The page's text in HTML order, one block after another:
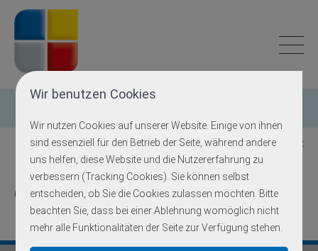
Wir benutzen Cookies
Wir nutzen Cookies auf unserer Website. Einige von ihnen
sind essenziell für den Betrieb der Seite, während andere
uns helfen, diese Website und die Nutzererfahrung zu
verbessern (Tracking Cookies). Sie können selbst
entscheiden, ob Sie die Cookies zulassen möchten. Bitte
beachten Sie, dass bei einer Ablehnung womöglich nicht
mehr alle Funktionalitäten der Seite zur Verfügung stehen.
Zurück zur Übersicht
GPR143